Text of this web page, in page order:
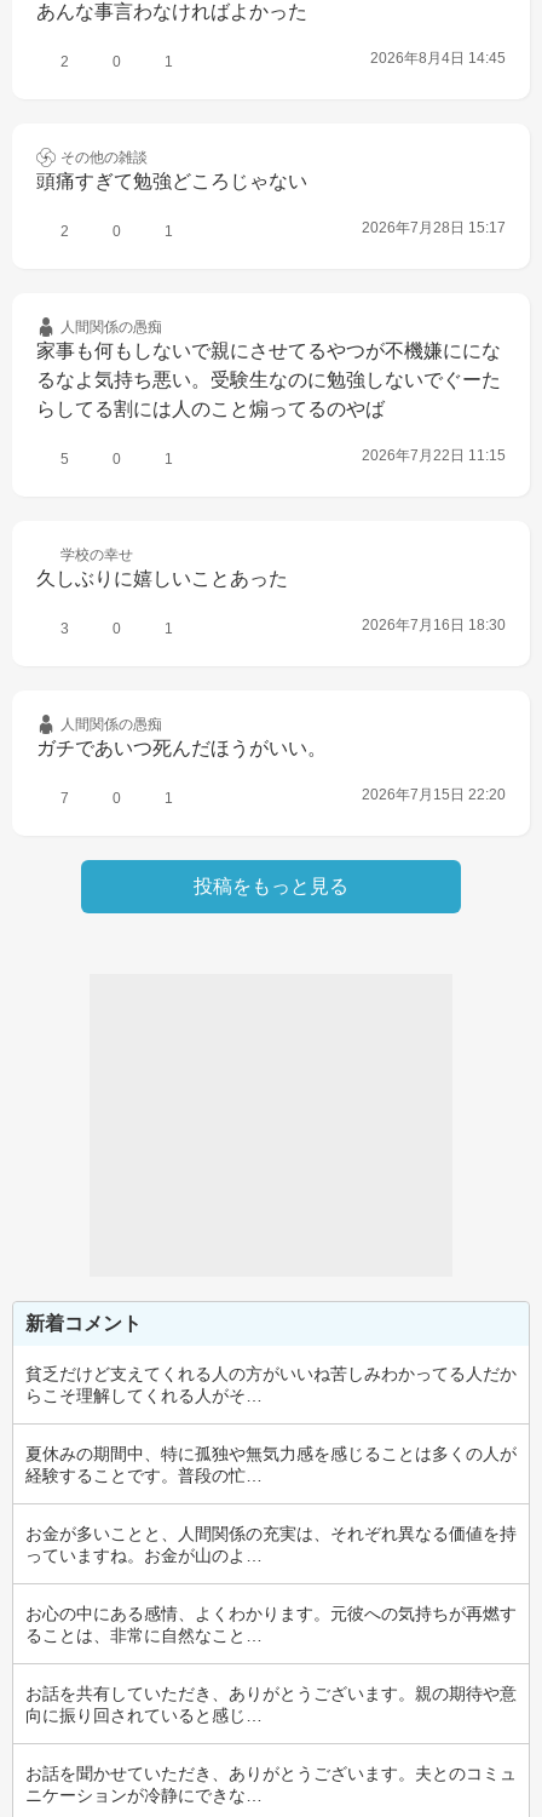
あんな事言わなければよかった
2 0 1 2026年8月4日 14:45
その他の雑談
頭痛すぎて勉強どころじゃない
2 0 1 2026年7月28日 15:17
人間関係の愚痴
家事も何もしないで親にさせてるやつが不機嫌ににな
るなよ気持ち悪い。受験生なのに勉強しないでぐーた
らしてる割には人のこと煽ってるのやば
5 0 1 2026年7月22日 11:15
学校の幸せ
久しぶりに嬉しいことあった
3 0 1 2026年7月16日 18:30
人間関係の愚痴
ガチであいつ死んだほうがいい。
7 0 1 2026年7月15日 22:20
投稿をもっと見る
新着コメント
貧乏だけど支えてくれる人の方がいいね苦しみわかってる人だか
らこそ理解してくれる人がそ…
夏休みの期間中、特に孤独や無気力感を感じることは多くの人が
経験することです。普段の忙…
お金が多いことと、人間関係の充実は、それぞれ異なる価値を持
っていますね。お金が山のよ…
お心の中にある感情、よくわかります。元彼への気持ちが再燃す
ることは、非常に自然なこと…
お話を共有していただき、ありがとうございます。親の期待や意
向に振り回されていると感じ…
お話を聞かせていただき、ありがとうございます。夫とのコミュ
ニケーションが冷静にできな…